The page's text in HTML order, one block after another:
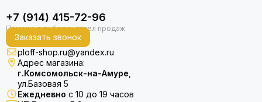
+7 (914) 415-72-96
Заказать звонок
ploff-shop.ru@yandex.ru
Адрес магазина:
г.Комсомольск-на-Амуре
ул.Базовая 5
Ежедневно с 10 до 19 часов